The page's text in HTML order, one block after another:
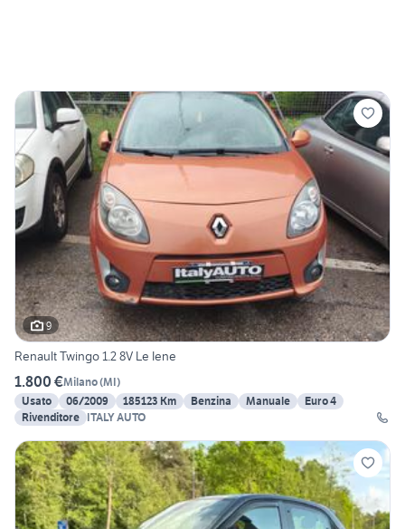
9
Renault Twingo 1.2 8V Le Iene
1.800 €Milano(MI)
Usato
06/2009 185123 Km Benzina Manuale
Euro 4
Rivenditore ITALY AUTO